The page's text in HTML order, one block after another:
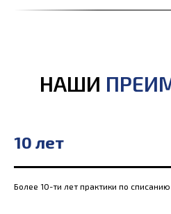
НАШИ
10 лет
Более 10-ти лет практики по